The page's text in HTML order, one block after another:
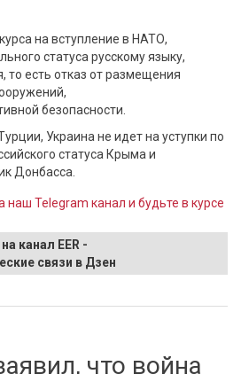
на вступление в НАТО,
статуса русскому языку,
то есть отказ от размещения
безопасности.
Украина не идет на уступки по
статуса Крыма и
Донбасса.
наш Telegram канал и будьте в курсе
канал EER -
связи в Дзен
по четырем из шести пунктов
что война